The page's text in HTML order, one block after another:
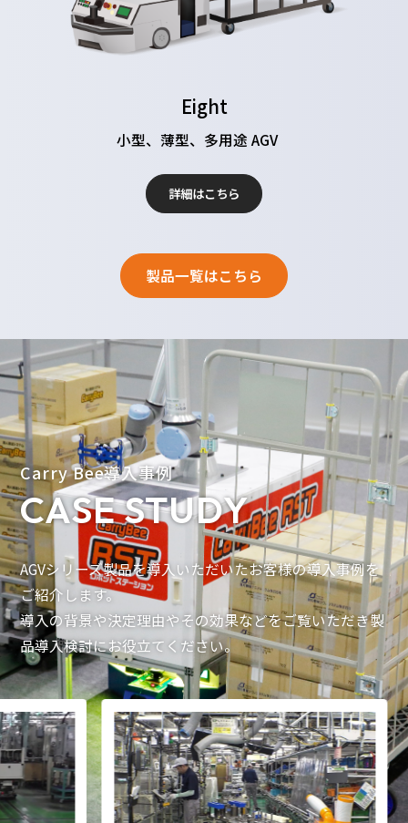
Eight
小型、薄型、多用途 AGV
詳細はこちら
製品一覧はこちら
Carry Bee導入事例
CASE STUDY
AGVシリーズ製品を導入いただいたお客様の導入事例を
ご紹介します。
導入の背景や決定理由やその効果などをご覧いただき製
品導入検討にお役立てください。